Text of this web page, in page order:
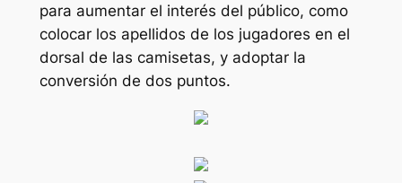
para aumentar el interés del público, como
colocar los apellidos de los jugadores en el
dorsal de las camisetas, y adoptar la
conversión de dos puntos.